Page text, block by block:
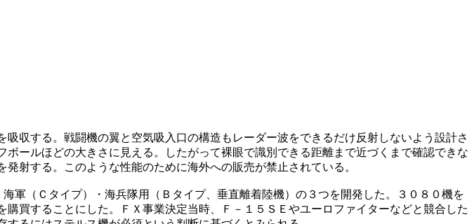
収する。戦闘機の翼と空気吸入口の構造もレーダー波をできるだけ反射しないよう設計さ
ールほどの大きさに見える。したがって裸眼で識別できる距離まで近づくまで確認できな
射する。このような性能のために海外への販売が禁止されている。
軍（Ｃタイプ）・海兵隊用（Ｂタイプ、垂直離着陸機）の３つを開発した。３０８０機を
買することにした。ＦＸ事業決定当時、Ｆ－１５ＳＥやユーロファイターなどと競合した